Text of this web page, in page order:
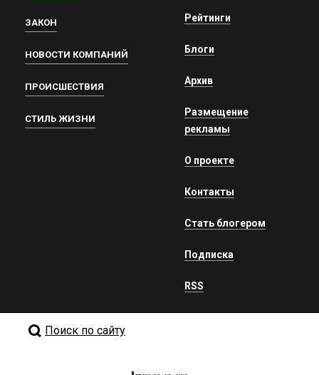
ЗАКОН
НОВОСТИ КОМПАНИЙ
ПРОИСШЕСТВИЯ
СТИЛЬ ЖИЗНИ
Рейтинги
Блоги
Архив
Размещение
рекламы
О проекте
Контакты
Стать блогером
Подписка
RSS
Поиск по сайту